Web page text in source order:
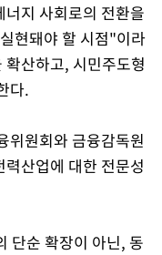
지 사회로의 전환을
현돼야 할 시점"이라
산하고, 시민주도형
다.
위원회와 금융감독원
산업에 대한 전문성
단순 확장이 아닌, 동